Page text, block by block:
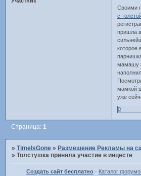
Своими
с
пришла
которое
мамашу
мамкой
уже
0
Страница:1
»TimeIsGone » Размещение Рекламы на
»Толстушка приняла участие в инцесте
Создать сайт бесплатно · Каталог